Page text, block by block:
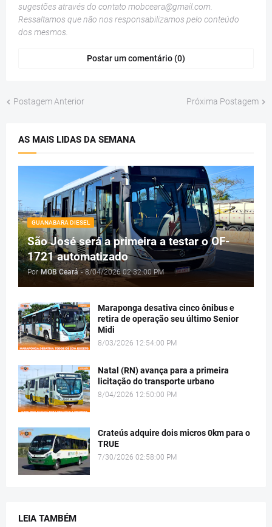
sugestões através do contato mobceara@gmail.com.
Ressaltamos que não nos responsabilizamos pelo conteúdo
dos mesmos.
Postar um comentário (0)
Postagem Anterior Próxima Postagem
AS MAIS LIDAS DA SEMANA
GUANABARA DIESEL
São José será a primeira a testar o OF-
1721 automatizado
Por MOB Ceará - 8/04/2026 02:32:00 PM
Maraponga desativa cinco ônibus e
retira de operação seu último Senior
Midi
8/03/2026 12:54:00 PM
Natal (RN) avança para a primeira
licitação do transporte urbano
8/04/2026 12:50:00 PM
Crateús adquire dois micros 0km para o
TRUE
7/30/2026 02:58:00 PM
LEIA TAMBÉM